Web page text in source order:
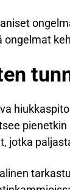
ongelmat
jotka